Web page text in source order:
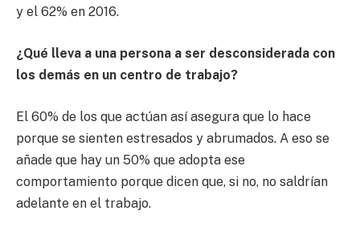
y el 62% en 2016.
¿Qué lleva a una persona a ser desconsiderada con
los demás en un centro de trabajo?
El 60% de los que actúan así asegura que lo hace
porque se sienten estresados y abrumados. A eso se
añade que hay un 50% que adopta ese
comportamiento porque dicen que, si no, no saldrían
adelante en el trabajo.